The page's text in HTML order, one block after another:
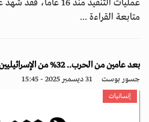
عمليات التنفيذ منذ 16 عاما، فقد شهد عام 2025 تنفيذ 47 عمل...
متابعة القراءة ...
بعد عامين من الحرب.. 32% من الإسرائيليين يحتاجون إلى علاج نفسي
جسور بوست 31 ديسمبر 2025 - 15:45
إنسانيات